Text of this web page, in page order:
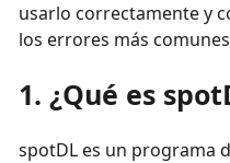
usarlo correctamente y
los errores más
1. ¿Qué es
spotDL es un programa